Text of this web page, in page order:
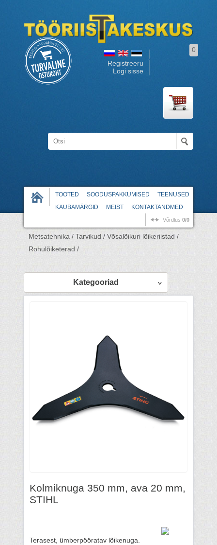
Registreeru
Logi sisse
0
TOOTED SOODUSPAKKUMISED
TEENUSED
KAUBAMÄRGID
MEIST KONTAKTANDMED
Võrdlus 0/0
Metsatehnika / Tarvikud / Võsalõikuri lõikeriistad /
Rohulõiketerad /
Kategooriad
Kolmiknuga 350 mm, ava 20 mm,
STIHL
Terasest, ümberpööratav lõikenuga.